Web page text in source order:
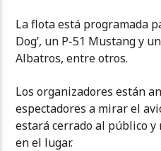
La flota está programada
Dog’, un P-51 Mustang y
Albatros, entre otros.
Los organizadores están
espectadores a mirar el
estará cerrado al público
en el lugar.